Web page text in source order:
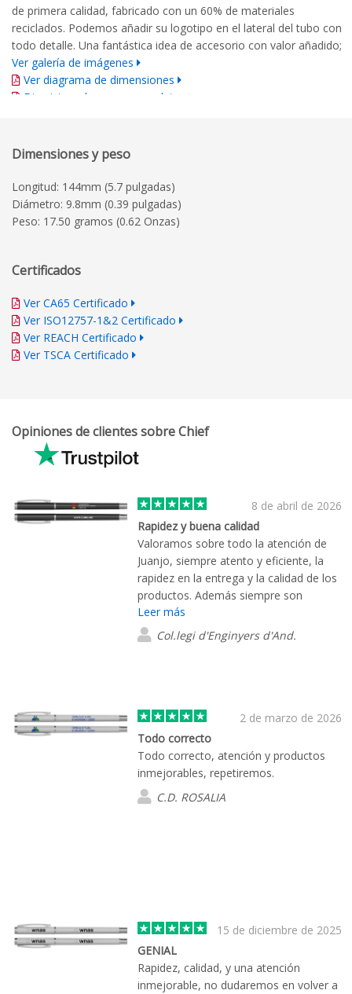
de primera calidad, fabricado con un 60% de materiales
reciclados. Podemos añadir su logotipo en el lateral del tubo con
todo detalle. Una fantástica idea de accesorio con valor añadido;
Ver galería de imágenes
Ver diagrama de dimensiones
Directrices de marca completas
Dimensiones y peso
Longitud: 144mm (5.7 pulgadas)
Diámetro: 9.8mm (0.39 pulgadas)
Peso: 17.50 gramos (0.62 Onzas)
Certificados
Ver CA65 Certificado
Ver ISO12757-1&2 Certificado
Ver REACH Certificado
Ver TSCA Certificado
Opiniones de clientes sobre Chief
8 de abril de 2026
Rapidez y buena calidad
Valoramos sobre todo la atención de
Juanjo, siempre atento y eficiente, la
rapidez en la entrega y la calidad de los
productos. Además siempre son
exactamente como parecen en las
simulaciones de las propuestas.
Leer más
Col.legi d'Enginyers d'And.
2 de marzo de 2026
Todo correcto
Todo correcto, atención y productos
inmejorables, repetiremos.
C.D. ROSALIA
15 de diciembre de 2025
GENIAL
Rapidez, calidad, y una atención
inmejorable, no dudaremos en volver a